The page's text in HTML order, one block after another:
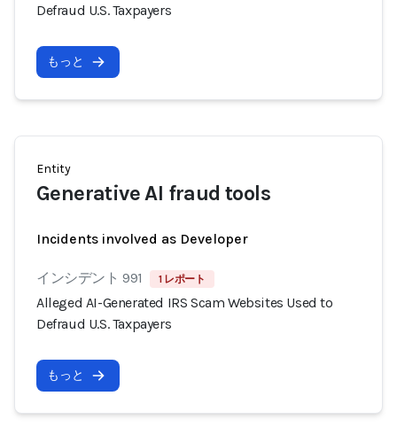
Defraud U.S. Taxpayers
もっと
Entity
Generative AI fraud tools
Incidents involved as Developer
インシデント 991 1 レポート
Alleged AI-Generated IRS Scam Websites Used to
Defraud U.S. Taxpayers
もっと